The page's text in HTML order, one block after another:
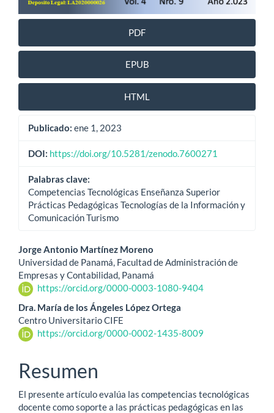
PDF
EPUB
HTML
Publicado: ene 1, 2023
DOI: https://doi.org/10.5281/zenodo.7600271
Palabras clave:
Competencias Tecnológicas Enseñanza Superior
Prácticas Pedagógicas Tecnologías de la Información y
Comunicación Turismo
Contenido
principal
del
artículo
Jorge Antonio Martínez Moreno
Universidad de Panamá, Facultad de Administración de
Empresas y Contabilidad, Panamá
https://orcid.org/0000-0003-1080-9404
Dra. María de los Ángeles López Ortega
Centro Universitario CIFE
https://orcid.org/0000-0002-1435-8009
Resumen
El presente artículo evalúa las competencias tecnológicas
docente como soporte a las prácticas pedagógicas en las